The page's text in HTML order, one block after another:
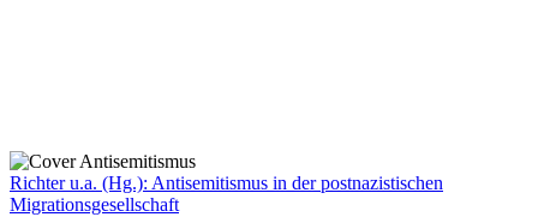
Richter u.a. (Hg.): Antisemitismus in der postnazistischen
Migrationsgesellschaft